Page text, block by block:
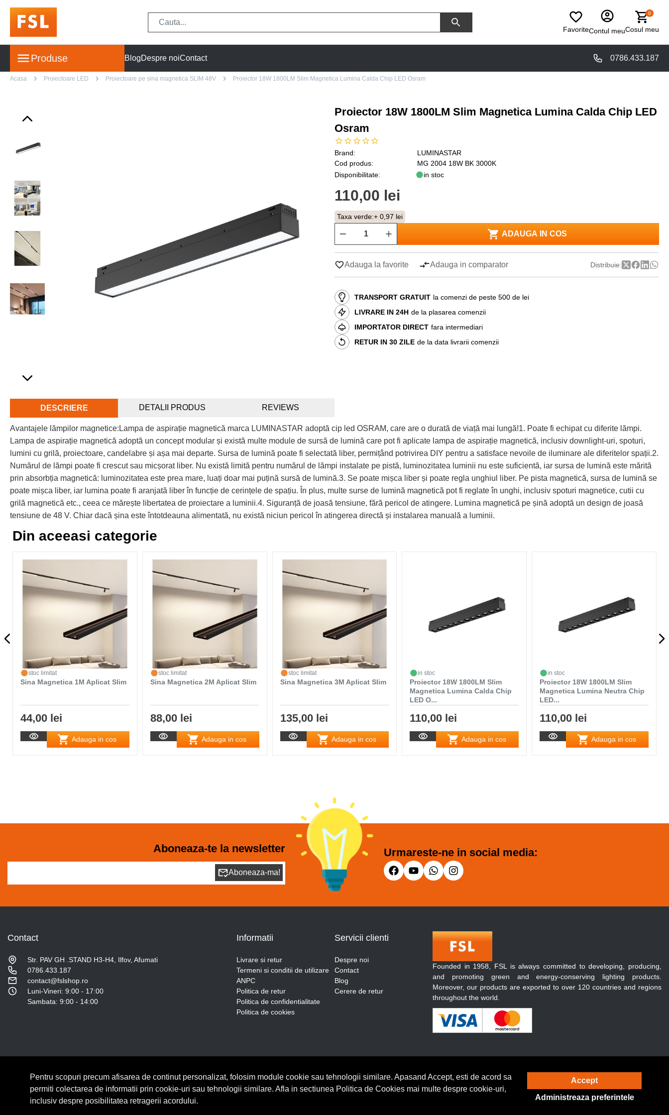
FavoriteContul meu
0
Cosul meu
Produse BlogDespre noiContact 0786.433.187
Acasa Proiectoare LED Proiectoare pe sina magnetica SLIM 48V Proiector 18W 1800LM Slim Magnetica Lumina Calda Chip LED Osram
Proiector 18W 1800LM Slim Magnetica Lumina Calda Chip LED
Osram
Brand:
LUMINASTAR
Cod produs:
MG 2004 18W BK 3000K
Disponibilitate:
in stoc
110,00 lei
Taxa verde:+ 0,97 lei
ADAUGA IN COS
Adauga la favorite Adauga in comparator Distribuie:
TRANSPORT GRATUIT la comenzi de peste 500 de lei
LIVRARE IN 24H de la plasarea comenzii
IMPORTATOR DIRECT fara intermediari
RETUR IN 30 ZILE de la data livrarii comenzii
DESCRIERE DETALII PRODUS REVIEWS
Avantajele lămpilor magnetice:Lampa de aspirație magnetică marca LUMINASTAR adoptă cip led OSRAM, care are o durată de viață mai lungă!1. Poate fi echipat cu diferite lămpi.
Lampa de aspirație magnetică adoptă un concept modular și există multe module de sursă de lumină care pot fi aplicate lampa de aspirație magnetică, inclusiv downlight-uri, spoturi,
lumini cu grilă, proiectoare, candelabre și așa mai departe. Sursa de lumină poate fi selectată liber, permițând potrivirea DIY pentru a satisface nevoile de iluminare ale diferitelor spații.2.
Numărul de lămpi poate fi crescut sau micșorat liber. Nu există limită pentru numărul de lămpi instalate pe pistă, luminozitatea luminii nu este suficientă, iar sursa de lumină este mărită
prin absorbția magnetică: luminozitatea este prea mare, luați doar mai puțină sursă de lumină.3. Se poate mișca liber și poate regla unghiul liber. Pe pista magnetică, sursa de lumină se
poate mișca liber, iar lumina poate fi aranjată liber în funcție de cerințele de spațiu. În plus, multe surse de lumină magnetică pot fi reglate în unghi, inclusiv spoturi magnetice, cutii cu
grilă magnetică etc., ceea ce mărește libertatea de proiectare a luminii.4. Siguranță de joasă tensiune, fără pericol de atingere. Lumina magnetică pe șină adoptă un design de joasă
tensiune de 48 V. Chiar dacă șina este întotdeauna alimentată, nu există niciun pericol în atingerea directă și instalarea manuală a luminii.
Din aceeasi categorie
stoc limitat
Sina Magnetica 1M Aplicat Slim
44,00 lei
Adauga in cos
stoc limitat
Sina Magnetica 2M Aplicat Slim
88,00 lei
Adauga in cos
stoc limitat
Sina Magnetica 3M Aplicat Slim
135,00 lei
Adauga in cos
in stoc
Proiector 18W 1800LM Slim
Magnetica Lumina Calda Chip
LED O...
110,00 lei
Adauga in cos
in stoc
Proiector 18W 1800LM Slim
Magnetica Lumina Neutra Chip
LED...
110,00 lei
Adauga in cos
Aboneaza-te la newsletter
Aboneaza-ma!
Urmareste-ne in social media:
Contact
Str. PAV GH .STAND H3-H4, Ilfov, Afumati
0786.433.187
contact@fslshop.ro
Luni-Vineri: 9:00 - 17:00
Sambata: 9:00 - 14:00
Informatii
Livrare si retur
Termeni si conditii de utilizare
ANPC
Politica de retur
Politica de confidentialitate
Politica de cookies
Servicii clienti
Despre noi
Contact
Blog
Cerere de retur
Founded in 1958, FSL is always committed to developing, producing,
and promoting green and energy-conserving lighting products.
Moreover, our products are exported to over 120 countries and regions
throughout the world.
© Copyright 2026 Lumilux. Toate drepturile rezervate. Solutie eCommerce
Pentru scopuri precum afisarea de continut personalizat, folosim module cookie sau tehnologii similare. Apasand Accept, esti de acord sa
permiti colectarea de informatii prin cookie-uri sau tehnologii similare. Afla in sectiunea Politica de Cookies mai multe despre cookie-uri,
inclusiv despre posibilitatea retragerii acordului.
Accept
Administreaza preferintele